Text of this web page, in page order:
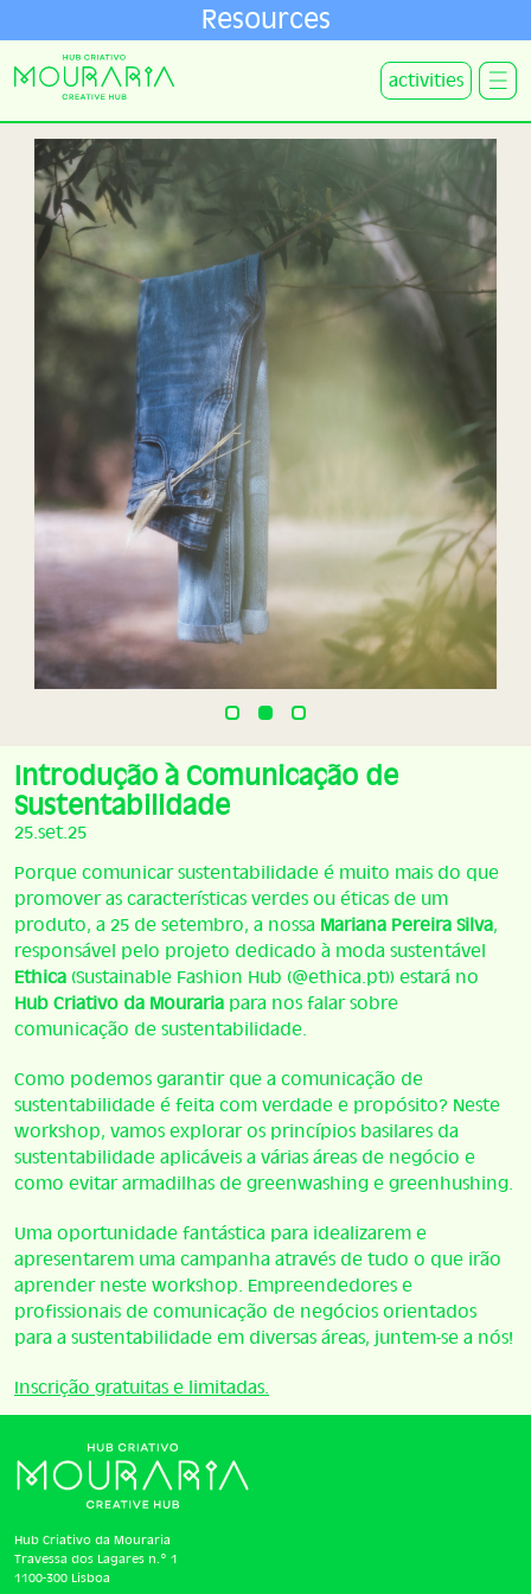
Resources
activities
Introdução à Comunicação de
Sustentabilidade
25.set.25
Porque comunicar sustentabilidade é muito mais do que
promover as características verdes ou éticas de um
produto, a 25 de setembro, a nossa Mariana Pereira Silva,
responsável pelo projeto dedicado à moda sustentável
Ethica (Sustainable Fashion Hub (@ethica.pt)) estará no
Hub Criativo da Mouraria para nos falar sobre
comunicação de sustentabilidade.
Como podemos garantir que a comunicação de
sustentabilidade é feita com verdade e propósito? Neste
workshop, vamos explorar os princípios basilares da
sustentabilidade aplicáveis a várias áreas de negócio e
como evitar armadilhas de greenwashing e greenhushing.
Uma oportunidade fantástica para idealizarem e
apresentarem uma campanha através de tudo o que irão
aprender neste workshop. Empreendedores e
profissionais de comunicação de negócios orientados
para a sustentabilidade em diversas áreas, juntem-se a nós!
Inscrição gratuitas e limitadas.
Hub Criativo da Mouraria
Travessa dos Lagares n.º 1
1100-300 Lisboa